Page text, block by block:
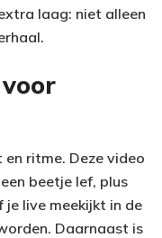
laag: niet alleen
ritme. Deze video
beetje lef, plus
live meekijkt in de
Daarnaast is